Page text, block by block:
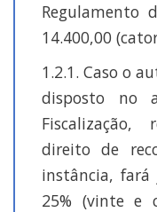
Regulamento
14.400,00
1.2.1. Caso o
disposto no
Fiscalização,
direito de
instância,
25% (vinte e